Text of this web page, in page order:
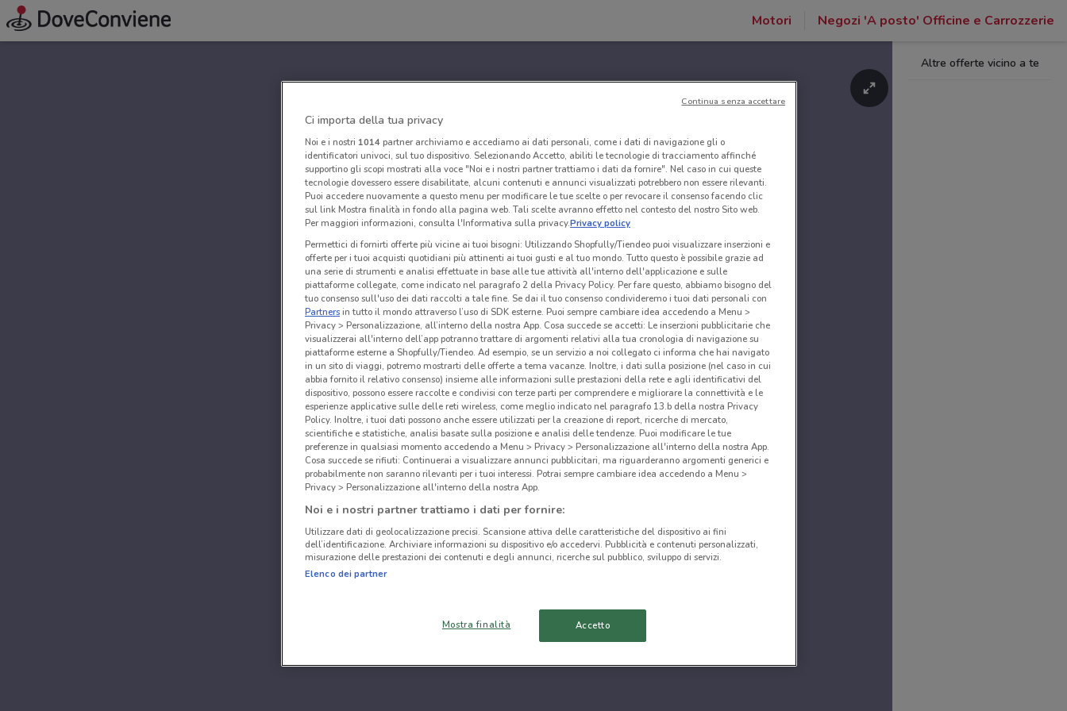
Motori Negozi 'A posto' Officine e Carrozzerie
Altre offerte vicino a te
Ci importa della tua privacy
Noi e i nostri 1014partner archiviamo e accediamo ai dati personali, come i dati di navigazione gli o
identificatori univoci, sul tuo dispositivo. Selezionando Accetto, abiliti le tecnologie di tracciamento affinché
supportino gli scopi mostrati alla voce "Noi e i nostri partner trattiamo i dati da fornire". Nel caso in cui queste
tecnologie dovessero essere disabilitate, alcuni contenuti e annunci visualizzati potrebbero non essere rilevanti.
Puoi accedere nuovamente a questo menu per modificare le tue scelte o per revocare il consenso facendo clic
sul link Mostra finalità in fondo alla pagina web. Tali scelte avranno effetto nel contesto del nostro Sito web.
Per maggiori informazioni, consulta l'Informativa sulla privacy.Privacy policy
Permettici di fornirti offerte più vicine ai tuoi bisogni: Utilizzando Shopfully/Tiendeo puoi visualizzare inserzioni e
offerte per i tuoi acquisti quotidiani più attinenti ai tuoi gusti e al tuo mondo. Tutto questo è possibile grazie ad
una serie di strumenti e analisi effettuate in base alle tue attività all'interno dell'applicazione e sulle
piattaforme collegate, come indicato nel paragrafo 2 della Privacy Policy. Per fare questo, abbiamo bisogno del
tuo consenso sull'uso dei dati raccolti a tale fine. Se dai il tuo consenso condivideremo i tuoi dati personali con
Partnersin tutto il mondo attraverso l’uso di SDK esterne. Puoi sempre cambiare idea accedendo a Menu >
Privacy > Personalizzazione, all’interno della nostra App. Cosa succede se accetti: Le inserzioni pubblicitarie che
visualizzerai all'interno dell’app potranno trattare di argomenti relativi alla tua cronologia di navigazione su
piattaforme esterne a Shopfully/Tiendeo. Ad esempio, se un servizio a noi collegato ci informa che hai navigato
in un sito di viaggi, potremo mostrarti delle offerte a tema vacanze. Inoltre, i dati sulla posizione (nel caso in cui
abbia fornito il relativo consenso) insieme alle informazioni sulle prestazioni della rete e agli identificativi del
dispositivo, possono essere raccolte e condivisi con terze parti per comprendere e migliorare la connettività e le
esperienze applicative sulle delle reti wireless, come meglio indicato nel paragrafo 13.b della nostra Privacy
Policy. Inoltre, i tuoi dati possono anche essere utilizzati per la creazione di report, ricerche di mercato,
scientifiche e statistiche, analisi basate sulla posizione e analisi delle tendenze. Puoi modificare le tue
preferenze in qualsiasi momento accedendo a Menu > Privacy > Personalizzazione all'interno della nostra App.
Cosa succede se rifiuti: Continuerai a visualizzare annunci pubblicitari, ma riguarderanno argomenti generici e
probabilmente non saranno rilevanti per i tuoi interessi. Potrai sempre cambiare idea accedendo a Menu >
Privacy > Personalizzazione all'interno della nostra App.
Noi e i nostri partner trattiamo i dati per fornire:
Utilizzare dati di geolocalizzazione precisi. Scansione attiva delle caratteristiche del dispositivo ai fini
dell’identificazione. Archiviare informazioni su dispositivo e/o accedervi. Pubblicità e contenuti personalizzati,
misurazione delle prestazioni dei contenuti e degli annunci, ricerche sul pubblico, sviluppo di servizi.
Elenco dei partner
Mostra finalità Accetto
Continua senza accettare